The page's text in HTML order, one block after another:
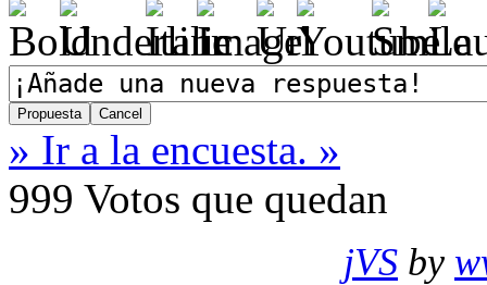
» Ir a la encuesta. »
999 Votos que quedan
jVS by